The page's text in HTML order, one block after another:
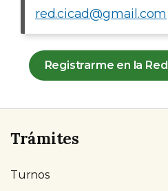
red.cicad@gmail.com
Registrarme en la Red
Trámites
Turnos